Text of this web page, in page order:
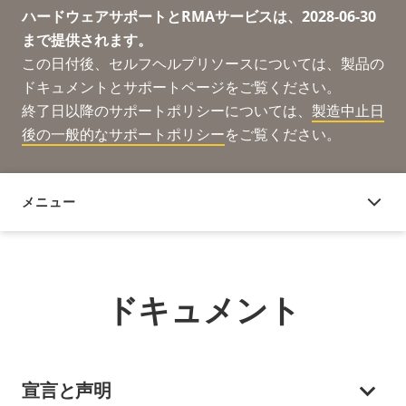
ハードウェアサポートとRMAサービスは、2028-06-30
まで提供されます。
この日付後、セルフヘルプリソースについては、製品の
ドキュメントとサポートページをご覧ください。
終了日以降のサポートポリシーについては、 製造中止日
後の一般的なサポートポリシーをご覧ください。
メニュー
ドキュメント
ドキュメント
宣言と声明